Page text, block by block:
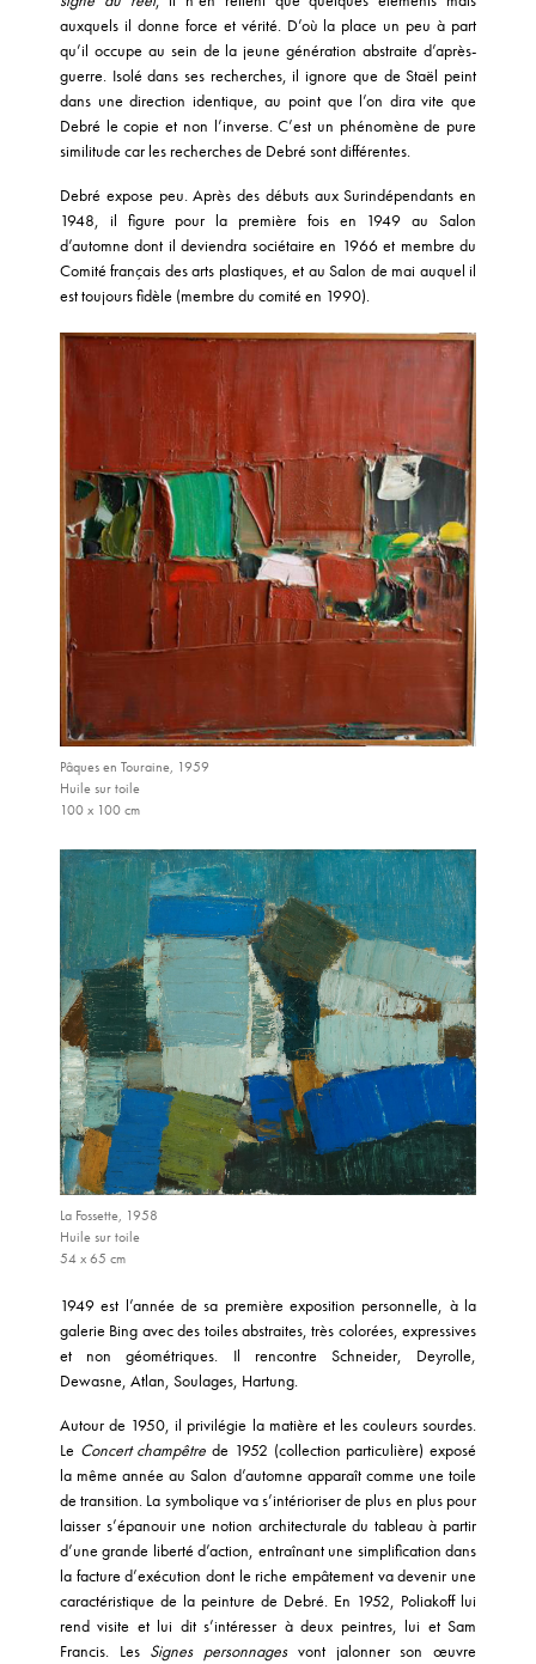
auxquels il donne force et vérité. D’où la place un peu à part
qu’il occupe au sein de la jeune génération abstraite d’après-
guerre. Isolé dans ses recherches, il ignore que de Staël peint
dans une direction identique, au point que l’on dira vite que
Debré le copie et non l’inverse. C’est un phénomène de pure
similitude car les recherches de Debré sont différentes.
Debré expose peu. Après des débuts aux Surindépendants en
1948, il figure pour la première fois en 1949 au Salon
d’automne dont il deviendra sociétaire en 1966 et membre du
Comité français des arts plastiques, et au Salon de mai auquel il
est toujours fidèle (membre du comité en 1990).
Pâques en Touraine, 1959
Huile sur toile
100 x 100 cm
La Fossette, 1958
Huile sur toile
54 x 65 cm
1949 est l’année de sa première exposition personnelle, à la
galerie Bing avec des toiles abstraites, très colorées, expressives
et non géométriques. Il rencontre Schneider, Deyrolle,
Dewasne, Atlan, Soulages, Hartung.
Autour de 1950, il privilégie la matière et les couleurs sourdes.
Le Concert champêtre de 1952 (collection particulière) exposé
la même année au Salon d’automne apparaît comme une toile
de transition. La symbolique va s’intérioriser de plus en plus pour
laisser s’épanouir une notion architecturale du tableau à partir
d’une grande liberté d’action, entraînant une simplification dans
la facture d’exécution dont le riche empâtement va devenir une
caractéristique de la peinture de Debré. En 1952, Poliakoff lui
rend visite et lui dit s’intéresser à deux peintres, lui et Sam
Francis. Les Signes personnagesvont jalonner son œuvre